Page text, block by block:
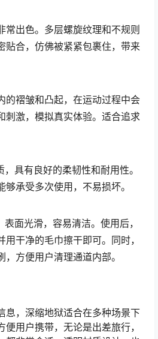
常出色。多层螺旋纹理和不规则
贴合，仿佛被紧紧包裹住，带来
的褶皱和凸起，在运动过程中会
刺激，模拟真实体验。适合追求
具有良好的柔韧性和耐用性。
够承受多次使用，不易损坏。
面光滑，容易清洁。使用后，
用干净的毛巾擦干即可。同时，
方便用户清理通道内部。
息，深缩地狱适合在多种场景下
用户携带，无论是出差旅行，